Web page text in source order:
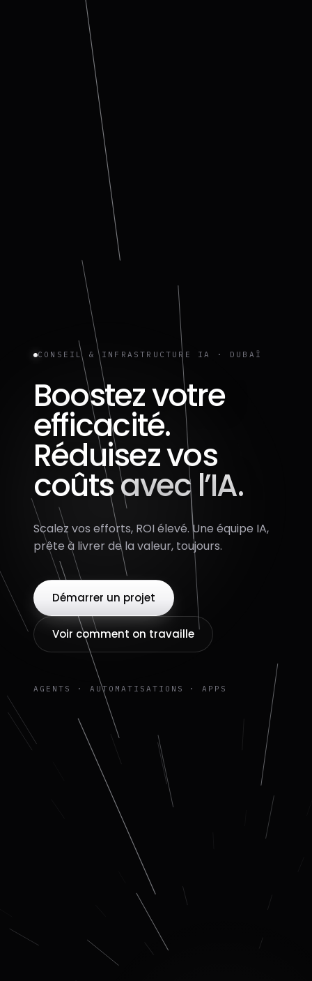
CONSEIL & INFRASTRUCTURE IA · DUBAÏ
Boostez votre
efficacité.
Réduisez vos
coûtsavec l’IA.
Scalez vos efforts, ROI élevé. Une équipe IA,
prête à livrer de la valeur, toujours.
Démarrer un projet
Voir comment on travaille
AGENTS · AUTOMATISATIONS · APPS